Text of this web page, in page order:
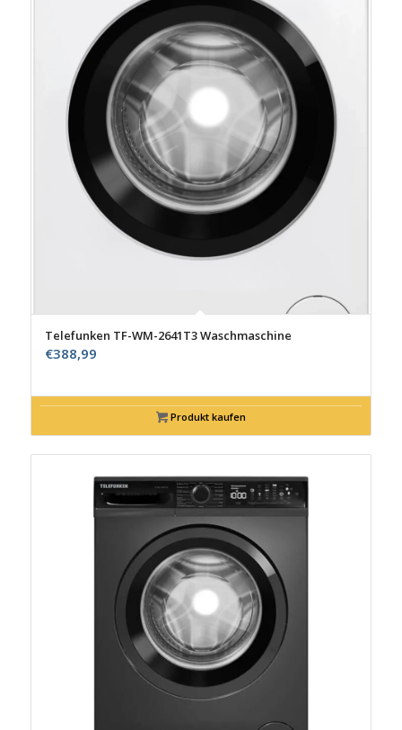
Telefunken TF-WM-2641T3 Waschmaschine
€388,99
Produkt kaufen